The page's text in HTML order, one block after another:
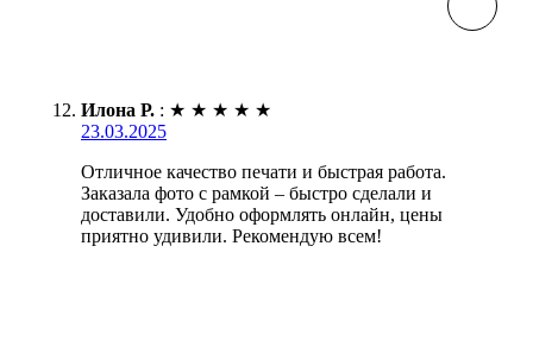
Илона Р. : ★ ★ ★ ★ ★
23.03.2025
Отличное качество печати и быстрая работа.
Заказала фото с рамкой – быстро сделали и
доставили. Удобно оформлять онлайн, цены
приятно удивили. Рекомендую всем!